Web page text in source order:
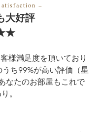
−
大好評
様満足度を頂いており
ち99%が高い評価（星
なたのお部屋もこれで
。